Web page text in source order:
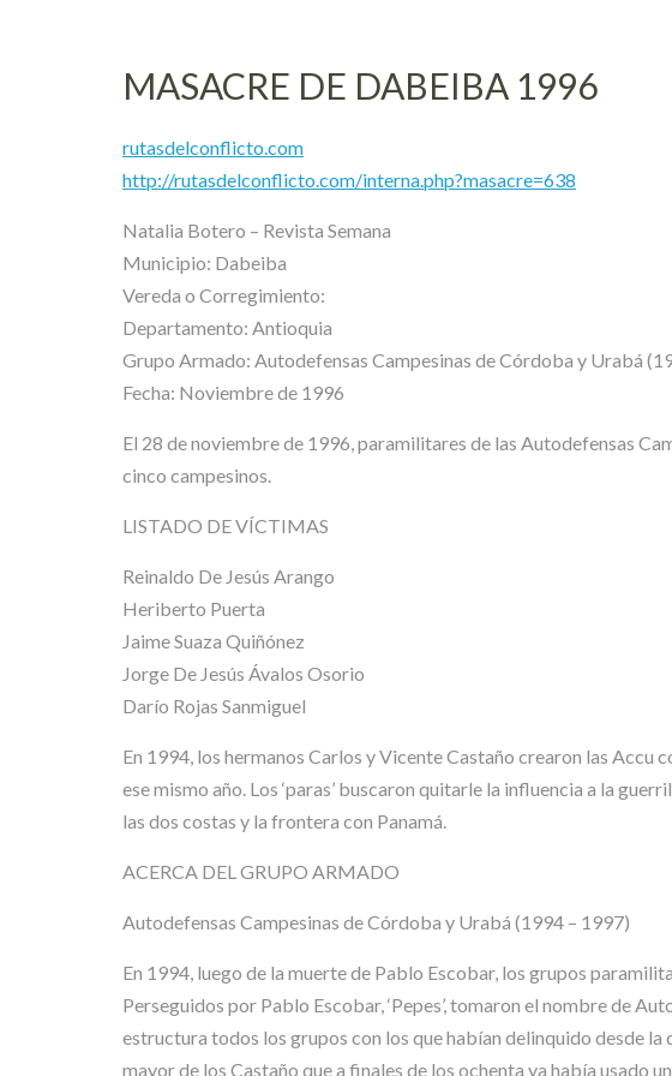
MASACRE DE DABEIBA 1996
rutasdelconflicto.com
http://rutasdelconflicto.com/interna.php?masacre=638
Natalia Botero – Revista Semana
Municipio: Dabeiba
Vereda o Corregimiento:
Departamento: Antioquia
Grupo Armado: Autodefensas Campesinas de Córdoba y Urabá
Fecha: Noviembre de 1996
El 28 de noviembre de 1996, paramilitares de las Autodefensas
cinco campesinos.
LISTADO DE VÍCTIMAS
Reinaldo De Jesús Arango
Heriberto Puerta
Jaime Suaza Quiñónez
Jorge De Jesús Ávalos Osorio
Darío Rojas Sanmiguel
En 1994, los hermanos Carlos y Vicente Castaño crearon las Accu
ese mismo año. Los ‘paras’ buscaron quitarle la influencia a la
las dos costas y la frontera con Panamá.
ACERCA DEL GRUPO ARMADO
Autodefensas Campesinas de Córdoba y Urabá (1994 – 1997)
En 1994, luego de la muerte de Pablo Escobar, los grupos
Perseguidos por Pablo Escobar, ‘Pepes’, tomaron el nombre de
estructura todos los grupos con los que habían delinquido desde la
mayor de los Castaño que a finales de los ochenta ya había usado